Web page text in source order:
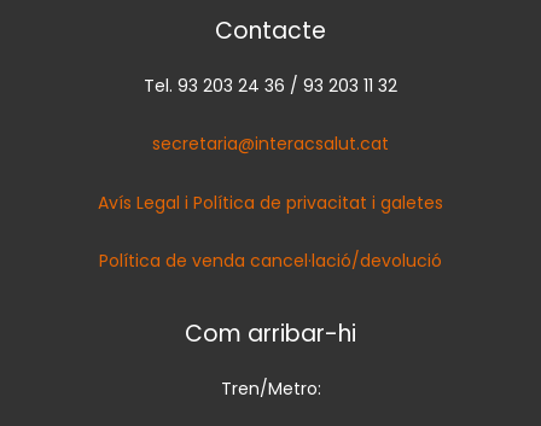
Contacte
Tel. 93 203 24 36 / 93 203 11 32
secretaria@interacsalut.cat
Avís Legal i Política de privacitat i galetes
Política de venda cancel·lació/devolució
Com arribar-hi
Tren/Metro: